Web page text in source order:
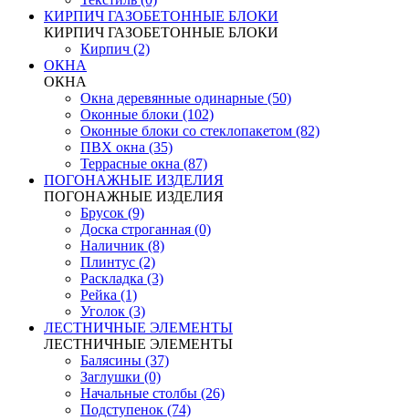
КИРПИЧ ГАЗОБЕТОННЫЕ БЛОКИ
КИРПИЧ ГАЗОБЕТОННЫЕ БЛОКИ
Кирпич (2)
ОКНА
ОКНА
Окна деревянные одинарные (50)
Оконные блоки (102)
Оконные блоки со стеклопакетом (82)
ПВХ окна (35)
Террасные окна (87)
ПОГОНАЖНЫЕ ИЗДЕЛИЯ
ПОГОНАЖНЫЕ ИЗДЕЛИЯ
Брусок (9)
Доска строганная (0)
Наличник (8)
Плинтус (2)
Раскладка (3)
Рейка (1)
Уголок (3)
ЛЕСТНИЧНЫЕ ЭЛЕМЕНТЫ
ЛЕСТНИЧНЫЕ ЭЛЕМЕНТЫ
Балясины (37)
Заглушки (0)
Начальные столбы (26)
Подступенок (74)